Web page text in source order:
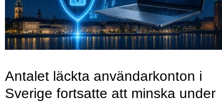
Antalet läckta användarkonton i
Sverige fortsatte att minska under